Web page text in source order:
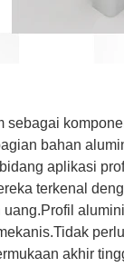
bahan
aplikasi
terkenal
akhir